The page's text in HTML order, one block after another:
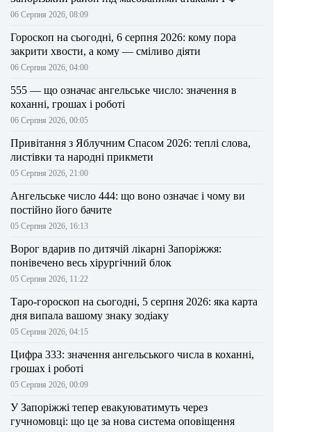
06 Серпня 2026, 08:09
Гороскоп на сьогодні, 6 серпня 2026: кому пора
закрити хвости, а кому — сміливо діяти
06 Серпня 2026, 04:00
555 — що означає ангельське число: значення в
коханні, грошах і роботі
06 Серпня 2026, 00:05
Привітання з Яблучним Спасом 2026: теплі слова,
листівки та народні прикмети
05 Серпня 2026, 21:00
Ангельське число 444: що воно означає і чому ви
постійно його бачите
05 Серпня 2026, 16:13
Ворог вдарив по дитячій лікарні Запоріжжя:
понівечено весь хірургічний блок
05 Серпня 2026, 11:22
Таро-гороскоп на сьогодні, 5 серпня 2026: яка карта
дня випала вашому знаку зодіаку
05 Серпня 2026, 04:15
Цифра 333: значення ангельського числа в коханні,
грошах і роботі
05 Серпня 2026, 00:09
У Запоріжжі тепер евакуюватимуть через
гучномовці: що це за нова система оповіщення